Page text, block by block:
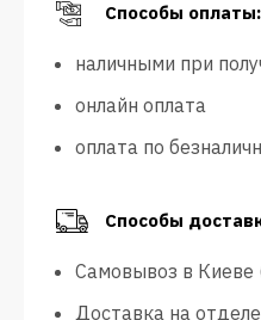
Способы оплаты:
наличными при
онлайн оплата
оплата по
Способы
Самовывоз в Киеве
Доставка на